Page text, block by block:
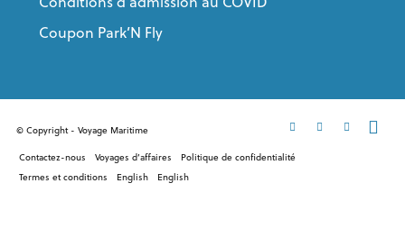
Coupon Park’N Fly
© Copyright - Voyage Maritime
Contactez-nous Voyages d’affaires
Politique de confidentialité
Termes et conditions
English English